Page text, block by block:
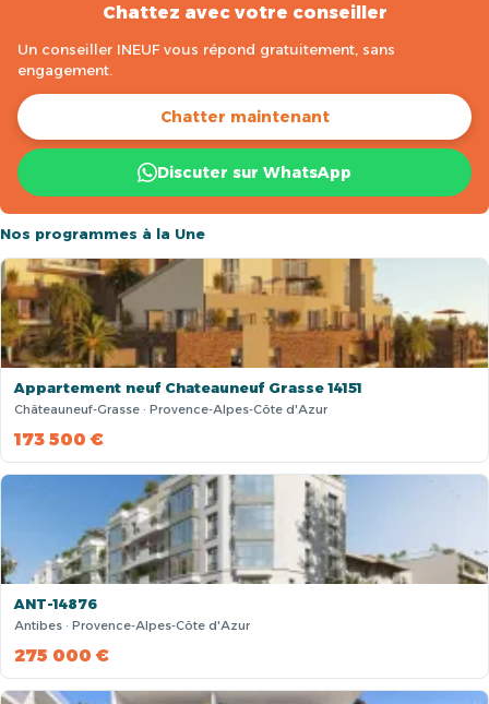
Chattez avec votre conseiller
Un conseiller INEUF vous répond gratuitement, sans
engagement.
Chatter maintenant
Discuter sur WhatsApp
Nos programmes à la Une
Appartement neuf Chateauneuf Grasse 14151
Châteauneuf-Grasse · Provence-Alpes-Côte d'Azur
173 500 €
ANT-14876
Antibes · Provence-Alpes-Côte d'Azur
275 000 €